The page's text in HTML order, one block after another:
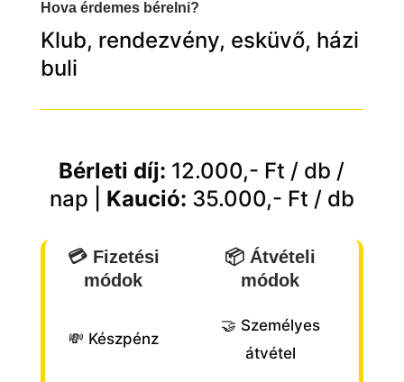
Hova érdemes bérelni?
Klub, rendezvény, esküvő, házi
buli
Bérleti díj: 12.000,- Ft / db /
nap
Kaució: 35.000,- Ft / db
💳 Fizetési
módok
📦 Átvételi
módok
💸 Készpénz
🤝 Személyes
átvétel